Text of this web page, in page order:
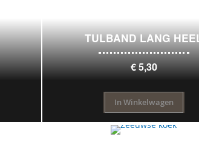
TULBAND LANG
€ 5,30
In Winkelwagen